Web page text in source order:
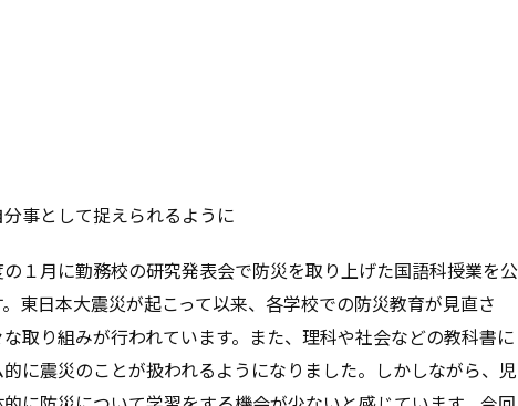
事として捉えられるように
１月に勤務校の研究発表会で防災を取り上げた国語科授業を公
東日本大震災が起こって以来、各学校での防災教育が見直さ
取り組みが行われています。また、理科や社会などの教科書に
に震災のことが扱われるようになりました。しかしながら、児